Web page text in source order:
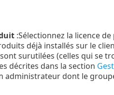
:Sélectionnez la licence
déjà installés sur le
surutilées (celles qui se
décrites dans la section
administrateur dont le